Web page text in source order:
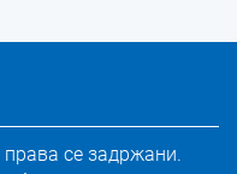
права се задржани.